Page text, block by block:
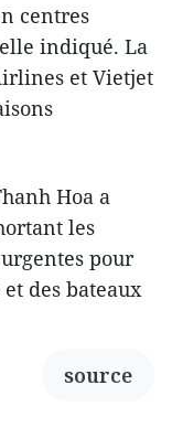
centres
indiqué. La
et Vietjet
Hoa a
les
pour
des bateaux
source